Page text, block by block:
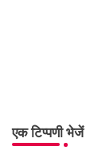
एक टिप्पणी भेजें